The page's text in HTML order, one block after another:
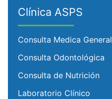
Clínica ASPS
Consulta Medica General
Consulta Odontológica
Consulta de Nutrición
Laboratorio Clínico